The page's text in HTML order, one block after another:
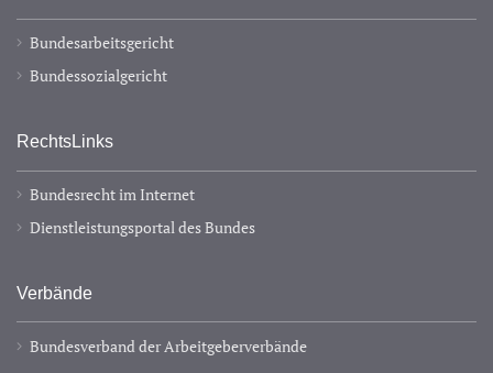
Bundesarbeitsgericht
Bundessozialgericht
RechtsLinks
Bundesrecht im Internet
Dienstleistungsportal des Bundes
Verbände
Bundesverband der Arbeitgeberverbände